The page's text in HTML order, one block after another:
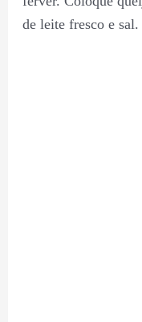
de leite fresco e